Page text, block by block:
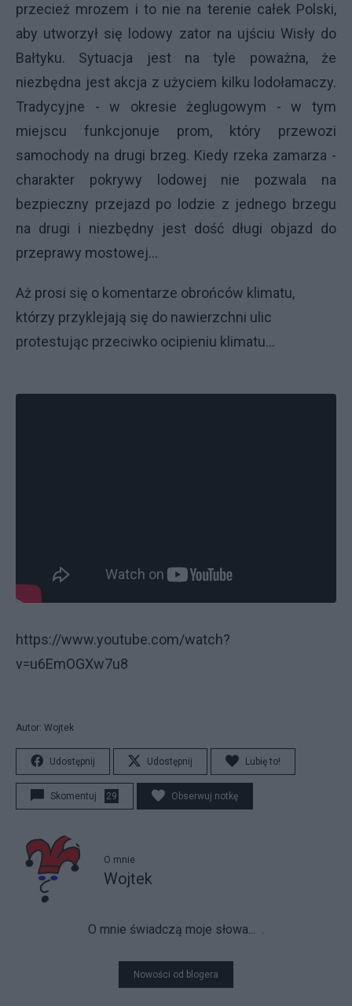
przecież mrozem i to nie na terenie całek Polski,
aby utworzył się lodowy zator na ujściu Wisły do
Bałtyku. Sytuacja jest na tyle poważna, że
niezbędna jest akcja z użyciem kilku lodołamaczy.
Tradycyjne - w okresie żeglugowym - w tym
miejscu funkcjonuje prom, który przewozi
samochody na drugi brzeg. Kiedy rzeka zamarza -
charakter pokrywy lodowej nie pozwala na
bezpieczny przejazd po lodzie z jednego brzegu
na drugi i niezbędny jest dość długi objazd do
przeprawy mostowej...
Aż prosi się o komentarze obrońców klimatu,
którzy przyklejają się do nawierzchni ulic
protestując przeciwko ocipieniu klimatu...
https://www.youtube.com/watch?
v=u6EmOGXw7u8
Autor: Wojtek
Udostępnij Udostępnij Lubię to!
Skomentuj 29 Obserwuj notkę
O mnie
Wojtek
O mnie świadczą moje słowa... .
Nowości od blogera